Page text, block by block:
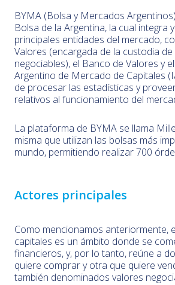
BYMA (Bolsa y Mercados
Bolsa de la Argentina, la cual integra
principales entidades del mercado,
Valores (encargada de la custodia
negociables), el Banco de Valores y
Argentino de Mercado de Capitales
de procesar las estadísticas y
relativos al funcionamiento del
La plataforma de BYMA se llama
misma que utilizan las bolsas más
mundo, permitiendo realizar 700
Actores principales
Como mencionamos anteriormente,
capitales es un ámbito donde se
financieros, y, por lo tanto, reúne a
quiere comprar y otra que quiere
también denominados valores